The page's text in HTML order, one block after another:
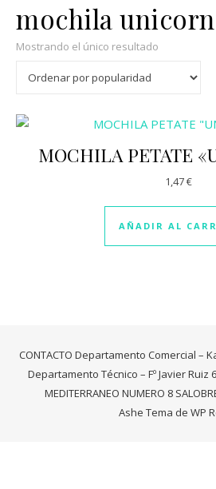
mochila
Mostrando el único resultado
MOCHILA PETATE
1,47€
AÑADIR AL
CONTACTO Departamento Comercial –
Departamento Técnico – Fº Javier Ruiz
MEDITERRANEO NUMERO 8
Ashe Tema de WP